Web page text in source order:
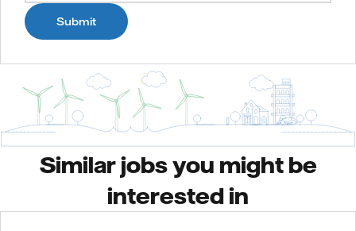
Submit
Similar jobs you might be
interested in